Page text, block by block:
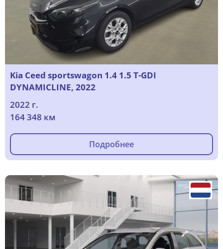
Kia Ceed sportswagon 1.4 1.5 T-GDI
DYNAMICLINE, 2022
2022 г.
164 348 км
Подробнее